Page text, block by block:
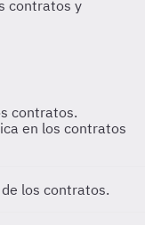
contratos.
en los contratos
los contratos.